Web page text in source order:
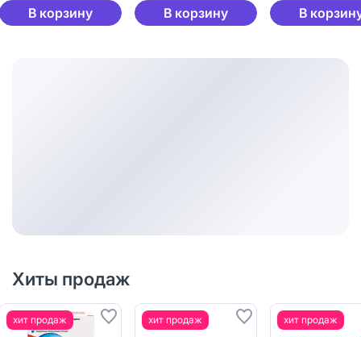
В корзину
В корзину
В
Хиты продаж
продаж хит продаж хит продаж